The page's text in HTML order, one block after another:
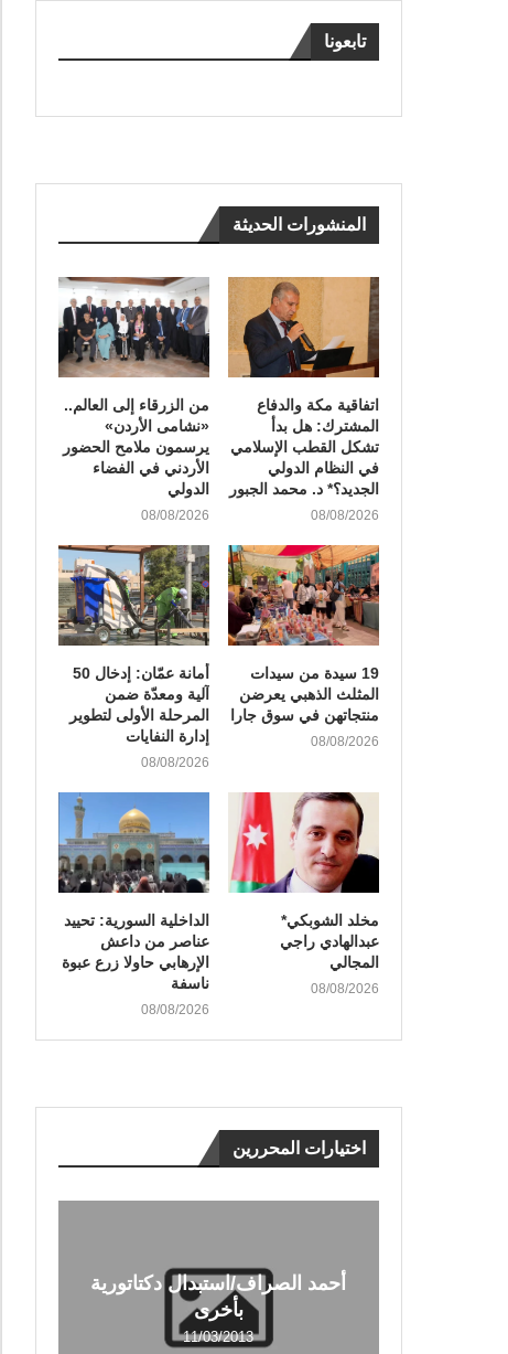
تابعونا
المنشورات الحديثة
اتفاقية مكة والدفاع
المشترك: هل بدأ
تشكل القطب الإسلامي
في النظام الدولي
الجديد؟* د. محمد الجبور
08/08/2026
من الزرقاء إلى العالم..
«نشامى الأردن»
يرسمون ملامح الحضور
الأردني في الفضاء
الدولي
08/08/2026
19 سيدة من سيدات
المثلث الذهبي يعرضن
منتجاتهن في سوق جارا
08/08/2026
أمانة عمّان: إدخال 50
آلية ومعدّة ضمن
المرحلة الأولى لتطوير
إدارة النفايات
08/08/2026
مخلد الشوبكي*
عبدالهادي راجي
المجالي
08/08/2026
الداخلية السورية: تحييد
عناصر من داعش
الإرهابي حاولا زرع عبوة
ناسفة
08/08/2026
اختيارات المحررين
أحمد الصراف/استبدال دكتاتورية
بأخرى
11/03/2013